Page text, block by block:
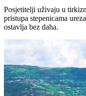
Posjetitelji uživaju u
pristupa stepenicama
ostavlja bez daha.